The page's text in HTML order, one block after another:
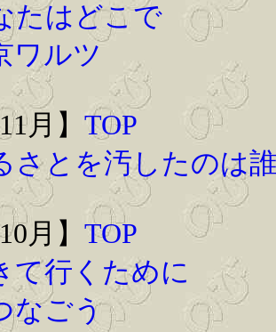
たはどこで
ワルツ
月】 TOP
さとを汚したのは
月】 TOP
て行くために
なごう